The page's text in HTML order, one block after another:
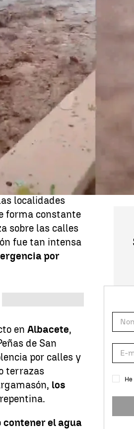
WhatsappFacebook
X Linkedin
de intensas
parte del
de la
importantes
adversos.
localidades
forma constante
sobre las calles
fue tan intensa
por
enAlbacete,
de San
por calles y
terrazas
los
contener el agua